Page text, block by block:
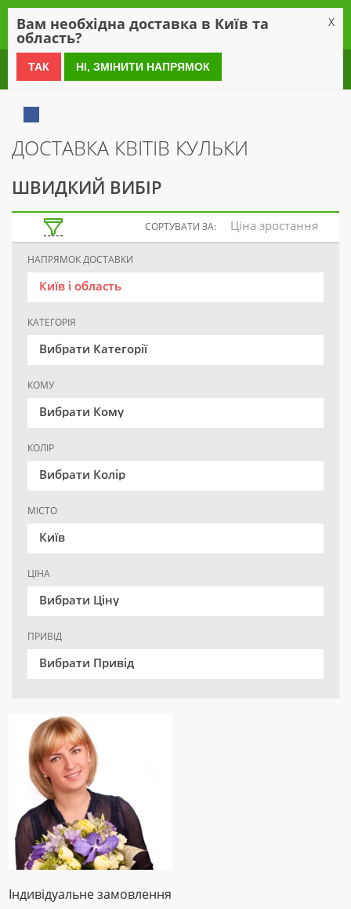
0 800 21 54 55
ДОСТАВКА КВІТІВ КУЛЬКИ
ШВИДКИЙ ВИБІР
СОРТУВАТИ ЗА: Ціна зростання
НАПРЯМОК ДОСТАВКИ
Київ і область
КАТЕГОРІЯ
Вибрати Категорії
КОМУ
Вибрати Кому
КОЛІР
Вибрати Колір
МІСТО
Київ
ЦІНА
Вибрати Ціну
ПРИВІД
Вибрати Привід
Індивідуальне замовлення
Вам необхідна доставка в Київ та
область?
X
ТАК НІ, ЗМІНИТИ НАПРЯМОК